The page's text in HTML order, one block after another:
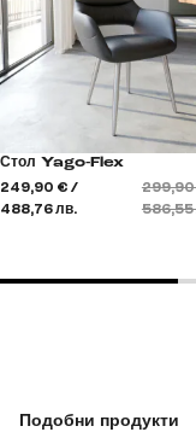
Подобни продукти
Стол Yago-Flex
249,90 € /
488,76 лв.
586,55